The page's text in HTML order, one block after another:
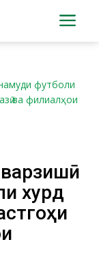
футболи
ва филиалҳои
хурд